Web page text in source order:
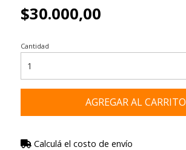
$30.000,00
Cantidad
AGREGAR AL CARRITO
Calculá el costo de envío